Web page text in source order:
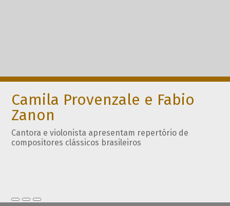
Camila Provenzale e Fabio
Zanon
Cantora e violonista apresentam repertório de
compositores clássicos brasileiros